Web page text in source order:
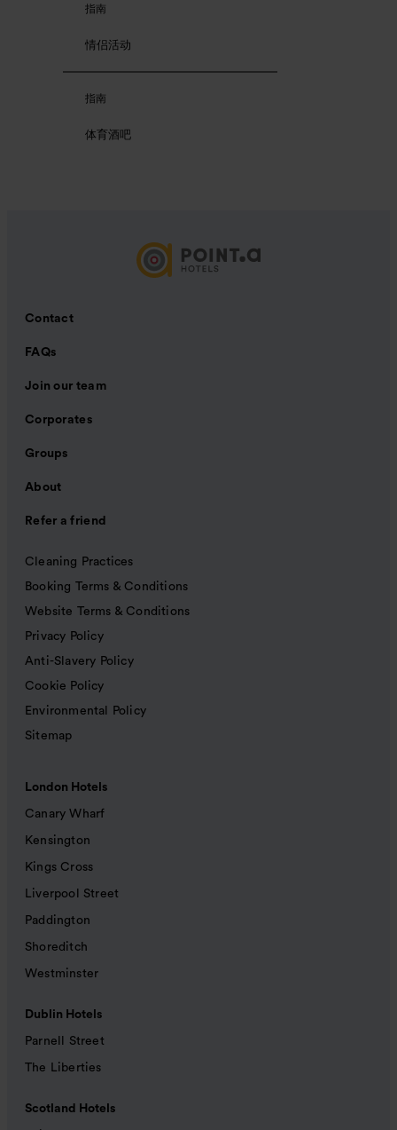
指南
情侣活动
指南
体育酒吧
Contact
FAQs
Join our team
Corporates
Groups
About
Refer a friend
Cleaning Practices
Booking Terms & Conditions
Website Terms & Conditions
Privacy Policy
Anti-Slavery Policy
Cookie Policy
Environmental Policy
Sitemap
London Hotels
Canary Wharf
Kensington
Kings Cross
Liverpool Street
Paddington
Shoreditch
Westminster
Dublin Hotels
Parnell Street
The Liberties
Scotland Hotels